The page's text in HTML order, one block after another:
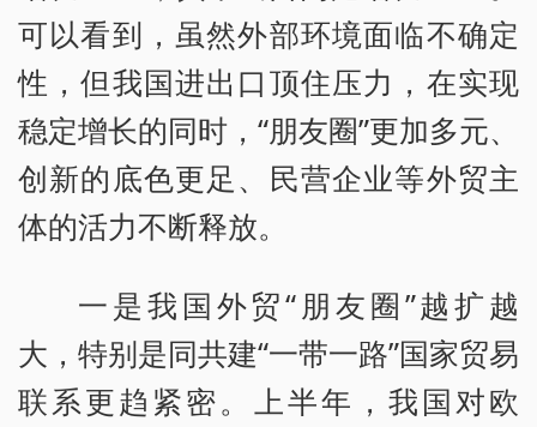
可以看到，虽然外部环境面临不确定
性，但我国进出口顶住压力，在实现
稳定增长的同时，“朋友圈”更加多元、
创新的底色更足、民营企业等外贸主
体的活力不断释放。
一是我国外贸“朋友圈”越扩越
大，特别是同共建“一带一路”国家贸易
联系更趋紧密。上半年，我国对欧